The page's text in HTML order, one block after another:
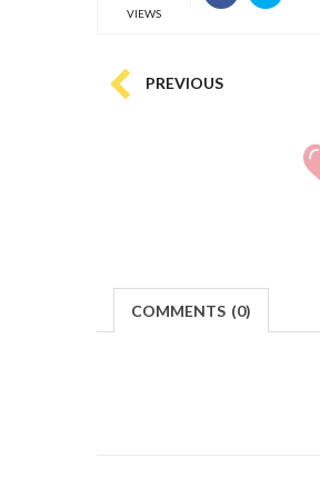
VIEWS
PREVIOUS
COMMENTS (0)